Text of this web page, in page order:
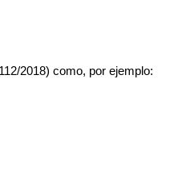
2018) como, por ejemplo: